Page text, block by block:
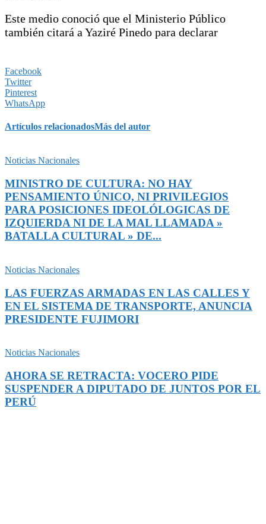
Este medio conoció que el Ministerio Público
también citará a Yaziré Pinedo para declarar
Facebook
Twitter
Pinterest
WhatsApp
Artículos relacionadosMás del autor
Noticias Nacionales
MINISTRO DE CULTURA: NO HAY
PENSAMIENTO ÚNICO, NI PRIVILEGIOS
PARA POSICIONES IDEOLÓLOGICAS DE
IZQUIERDA NI DE LA MAL LLAMADA »
BATALLA CULTURAL » DE...
Noticias Nacionales
LAS FUERZAS ARMADAS EN LAS CALLES Y
EN EL SISTEMA DE TRANSPORTE, ANUNCIA
PRESIDENTE FUJIMORI
Noticias Nacionales
AHORA SE RETRACTA: VOCERO PIDE
SUSPENDER A DIPUTADO DE JUNTOS POR EL
PERÚ